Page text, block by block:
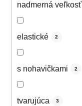
nadmerná veľkosť
elastické 2
s nohavičkami 2
tvarujúca 3